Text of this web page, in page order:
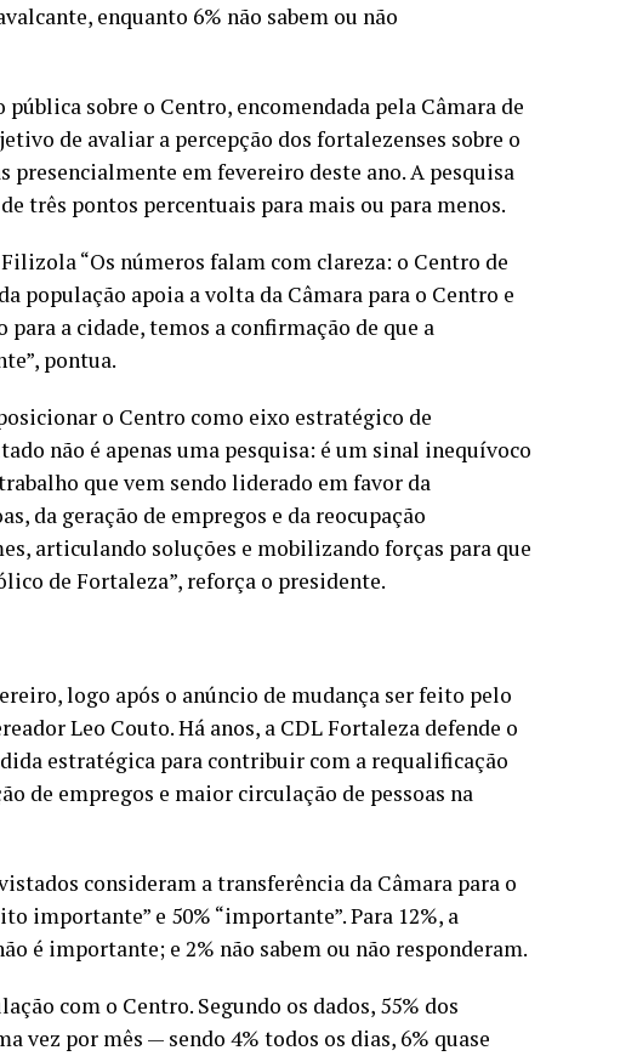
enquanto 6% não sabem ou não
sobre o Centro, encomendada pela Câmara de
de avaliar a percepção dos fortalezenses sobre o
presencialmente em fevereiro deste ano. A pesquisa
três pontos percentuais para mais ou para menos.
“Os números falam com clareza: o Centro de
população apoia a volta da Câmara para o Centro e
a cidade, temos a confirmação de que a
pontua.
o Centro como eixo estratégico de
não é apenas uma pesquisa: é um sinal inequívoco
que vem sendo liderado em favor da
da geração de empregos e da reocupação
articulando soluções e mobilizando forças para que
de Fortaleza”, reforça o presidente.
logo após o anúncio de mudança ser feito pelo
Leo Couto. Há anos, a CDL Fortaleza defende o
estratégica para contribuir com a requalificação
de empregos e maior circulação de pessoas na
consideram a transferência da Câmara para o
importante” e 50% “importante”. Para 12%, a
é importante; e 2% não sabem ou não responderam.
com o Centro. Segundo os dados, 55% dos
vez por mês — sendo 4% todos os dias, 6% quase